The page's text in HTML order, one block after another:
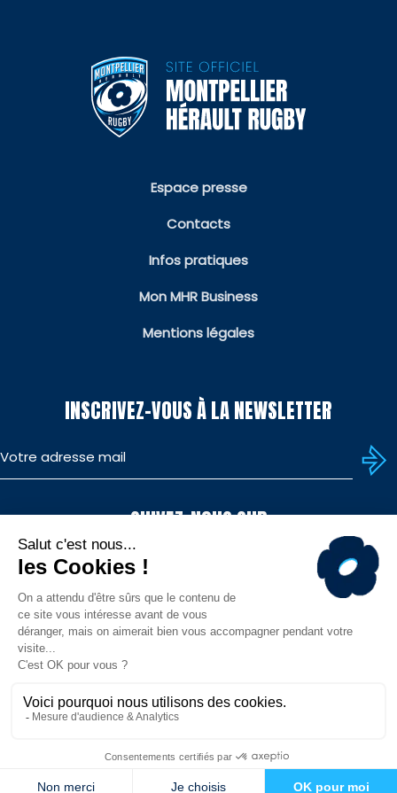
Espace presse
Contacts
Infos pratiques
Mon MHR Business
Mentions légales
INSCRIVEZ-VOUS À LA NEWSLETTER
SUIVEZ-NOUS SUR
TÉLÉCHARGEZ L'APP
© MHR - Site officiel - Tous droits réservés